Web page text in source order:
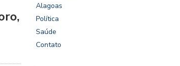
Alagoas
Política
Saúde
Contato